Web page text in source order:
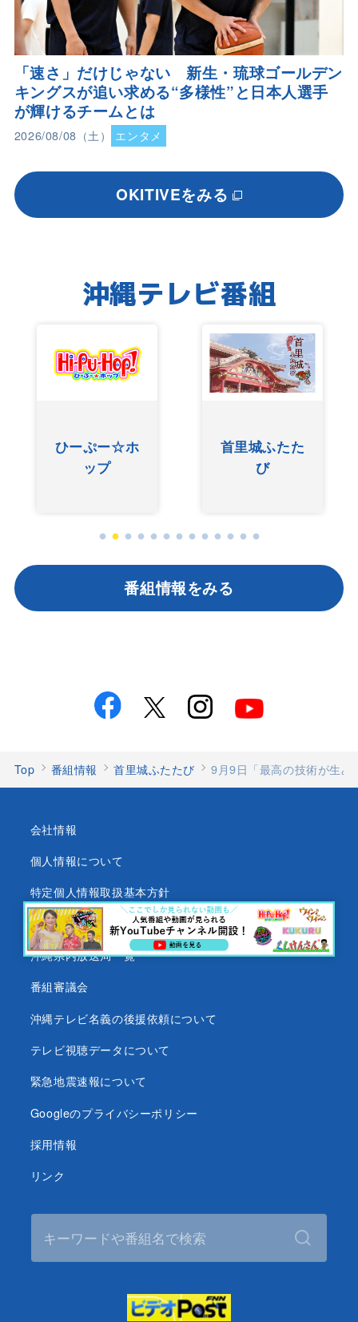
「速さ」だけじゃない 新生・琉球ゴールデン
キングスが追い求める“多様性”と日本人選手
が輝けるチームとは
2026/08/08（土） エンタメ
OKITIVEをみる
沖縄テレビ番組
首里城ふたた
び
ぐしけんさん
番組情報をみる
Top 番組情報 首里城ふたたび 9月9日「最高の技術が生
会社情報
個人情報について
特定個人情報取扱基本方針
沖縄テレビ放送基準
沖縄県内放送局一覧
番組審議会
沖縄テレビ名義の後援依頼について
テレビ視聴データについて
緊急地震速報について
Googleのプライバシーポリシー
採用情報
リンク